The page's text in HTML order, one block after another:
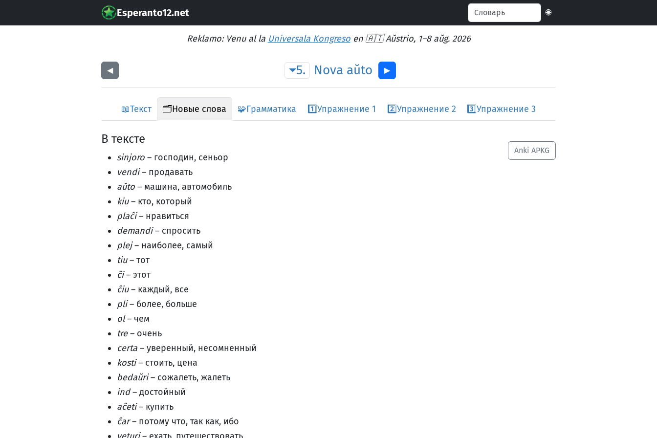
Esperanto12.net 🌐
Reklamo: Venu al la Universala Kongresoen 🇦🇹 Aŭstrio, 1–8 aŭg. 2026
◀︎ 5. Nova aŭto ▶︎
📖Текст 🗂️Новые слова 🧩Грамматика 1️⃣Упражнение 1 2️⃣Упражнение 2 3️⃣Упражнение 3
Anki APKG
В тексте
sinjoro – господин, сеньор
vendi– продавать
aŭto – машина, автомобиль
kiu– кто, который
plaĉi– нравиться
demandi– спросить
plej– наиболее, самый
tiu– тот
ĉi– этот
ĉiu– каждый, все
pli– более, больше
ol– чем
tre– очень
certa – уверенный, несомненный
kosti– стоить, цена
bedaŭri– сожалеть, жалеть
ind– достойный
aĉeti– купить
ĉar– потому что, так как, ибо